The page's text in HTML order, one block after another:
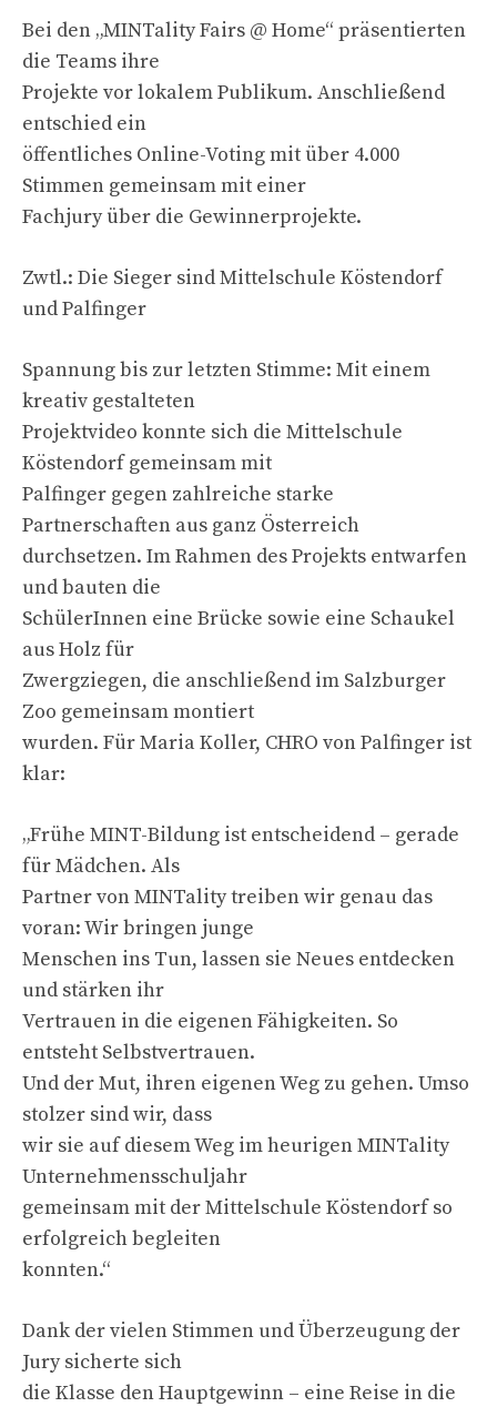
Bei den „MINTality Fairs @ Home“ präsentierten
die Teams ihre
Projekte vor lokalem Publikum. Anschließend
entschied ein
öffentliches Online-Voting mit über 4.000
Stimmen gemeinsam mit einer
Fachjury über die Gewinnerprojekte.
Zwtl.: Die Sieger sind Mittelschule Köstendorf
und Palfinger
Spannung bis zur letzten Stimme: Mit einem
kreativ gestalteten
Projektvideo konnte sich die Mittelschule
Köstendorf gemeinsam mit
Palfinger gegen zahlreiche starke
Partnerschaften aus ganz Österreich
durchsetzen. Im Rahmen des Projekts entwarfen
und bauten die
SchülerInnen eine Brücke sowie eine Schaukel
aus Holz für
Zwergziegen, die anschließend im Salzburger
Zoo gemeinsam montiert
wurden. Für Maria Koller, CHRO von Palfinger ist
klar:
„Frühe MINT-Bildung ist entscheidend – gerade
für Mädchen. Als
Partner von MINTality treiben wir genau das
voran: Wir bringen junge
Menschen ins Tun, lassen sie Neues entdecken
und stärken ihr
Vertrauen in die eigenen Fähigkeiten. So
entsteht Selbstvertrauen.
Und der Mut, ihren eigenen Weg zu gehen. Umso
stolzer sind wir, dass
wir sie auf diesem Weg im heurigen MINTality
Unternehmensschuljahr
gemeinsam mit der Mittelschule Köstendorf so
erfolgreich begleiten
konnten.“
Dank der vielen Stimmen und Überzeugung der
Jury sicherte sich
die Klasse den Hauptgewinn – eine Reise in die